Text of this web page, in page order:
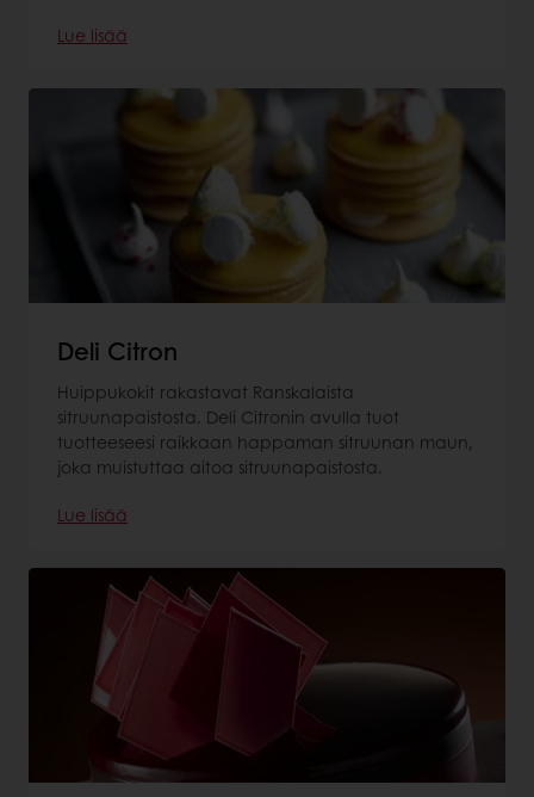
Lue lisää
Deli Citron
Huippukokit rakastavat Ranskalaista
sitruunapaistosta. Deli Citronin avulla tuot
tuotteeseesi raikkaan happaman sitruunan maun,
joka muistuttaa aitoa sitruunapaistosta.
Lue lisää